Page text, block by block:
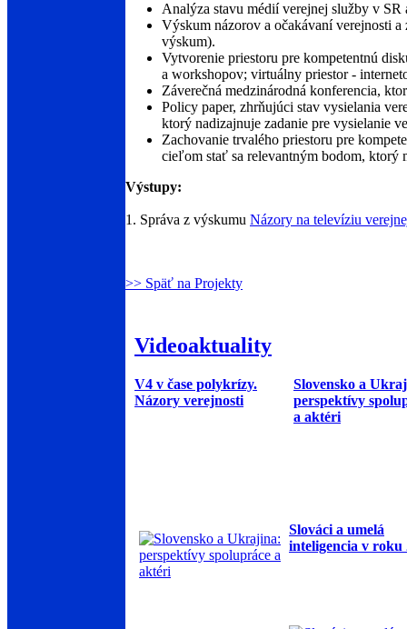
Analýza stavu médií verejnej služby v
Výskum názorov a očakávaní verejnosti
výskum).
Vytvorenie priestoru pre kompetentnú
a workshopov; virtuálny priestor -
Záverečná medzinárodná konferencia,
Policy paper, zhrňujúci stav vysielania
ktorý nadizajnuje zadanie pre vysielanie
Zachovanie trvalého priestoru pre
cieľom stať sa relevantným bodom, ktorý
Výstupy:
1. Správa z výskumu Názory na televíziu
>> Späť na Projekty
Videoaktuality
V4 v čase polykrízy.
Názory verejnosti
Slovensko a
perspektívy
a aktéri
Slováci a umelá
inteligencia v roku